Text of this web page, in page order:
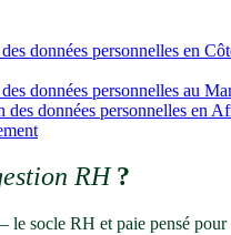
données personnelles en
données personnelles au
des données personnelles en
RH?
socle RH et paie pensé